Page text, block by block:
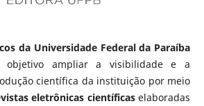
da Universidade Federal da Paraíba
ampliar a visibilidade e a
científica da instituição por meio
eletrônicas científicaselaboradas